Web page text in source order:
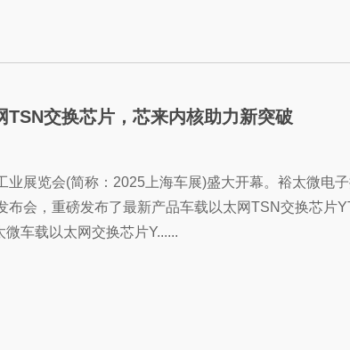
TSN交换芯片，芯来内核助力新突破
业展览会(简称：2025上海车展)盛大开幕。裕太微电
布会，重磅发布了最新产品车载以太网TSN交换芯片
车载以太网交换芯片Y......